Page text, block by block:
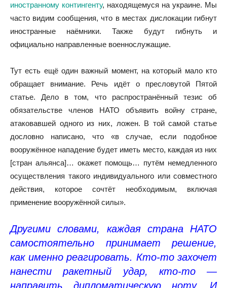
иностранному контингенту, находящемуся на украине. Мы
часто видим сообщения, что в местах дислокации гибнут
иностранные наёмники. Также будут гибнуть и
официально направленные военнослужащие.
Тут есть ещё один важный момент, на который мало кто
обращает внимание. Речь идёт о пресловутой Пятой
статье. Дело в том, что распространённый тезис об
обязательстве членов НАТО объявить войну стране,
атаковавшей одного из них, ложен. В той самой статье
дословно написано, что «в случае, если подобное
вооружённое нападение будет иметь место, каждая из них
[стран альянса]… окажет помощь… путём немедленного
осуществления такого индивидуального или совместного
действия, которое сочтёт необходимым, включая
применение вооружённой силы».
Другими словами, каждая страна НАТО
самостоятельно принимает решение,
как именно реагировать. Кто-то захочет
нанести ракетный удар, кто-то —
направить дипломатическую ноту. И